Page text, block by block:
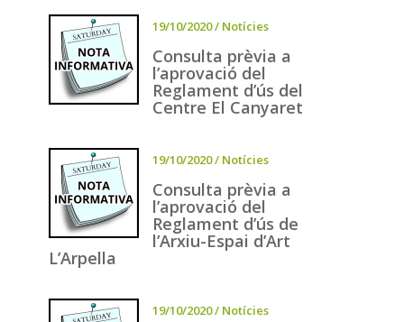
19/10/2020/ Notícies
Consulta prèvia a
l’aprovació del
Reglament d’ús del
Centre El Canyaret
19/10/2020/ Notícies
Consulta prèvia a
l’aprovació del
Reglament d’ús de
l’Arxiu-Espai d’Art
L’Arpella
19/10/2020/ Notícies